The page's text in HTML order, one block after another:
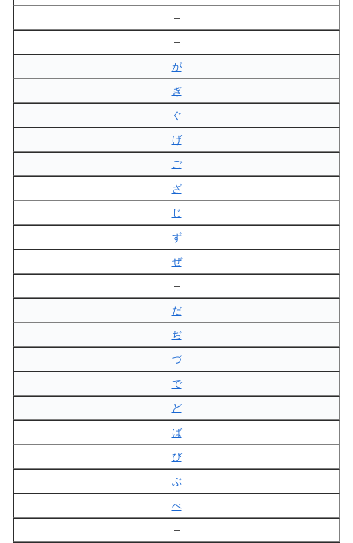
–
–
が
ぎ
ぐ
げ
ご
ざ
じ
ず
ぜ
–
だ
ぢ
づ
で
ど
ば
び
ぶ
べ
–